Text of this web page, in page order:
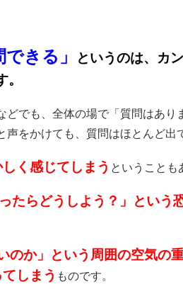
きる」 というのは、カ
。
どでも、全体の場で「質問はあり
をかけても、質問はほとんど出
く感じてしまう ということも
たらどうしよう？」という
のか」という周囲の空気の
しまう ものです。